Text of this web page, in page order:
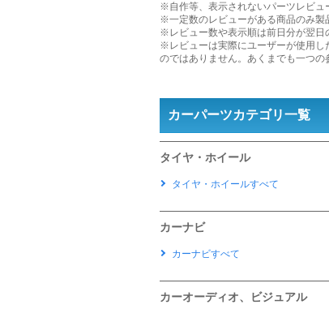
※自作等、表示されないパーツレビュ
※一定数のレビューがある商品のみ製
※レビュー数や表示順は前日分が翌日
※レビューは実際にユーザーが使用し
のではありません。あくまでも一つの
カーパーツカテゴリ一覧
タイヤ・ホイール
タイヤ・ホイールすべて
カーナビ
カーナビすべて
カーオーディオ、ビジュアル